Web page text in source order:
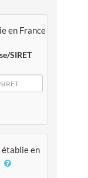
en France
SIRET
en